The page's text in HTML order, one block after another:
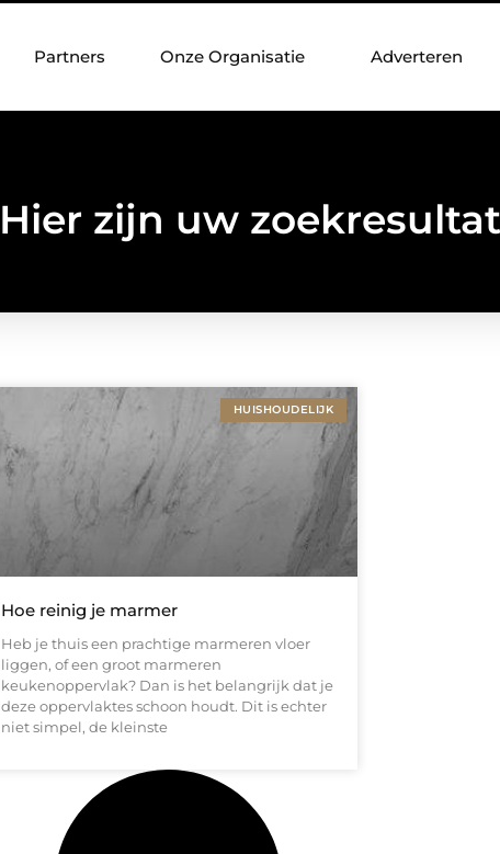
Partners Onze Organisatie Adverteren
Hier zijn uw
HUISHOUDELIJK
Hoe reinig je marmer
Heb je thuis een prachtige marmeren vloer
liggen, of een groot marmeren
keukenoppervlak? Dan is het belangrijk dat je
deze oppervlaktes schoon houdt. Dit is echter
niet simpel, de kleinste